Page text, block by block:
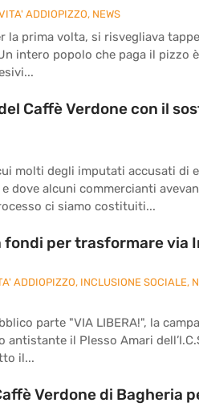
ADDIOPIZZO, NEWS
la prima volta, si risvegliava
intero popolo che paga il pizzo
Caffè Verdone con il
molti degli imputati accusati di
dove alcuni commercianti
ci siamo costituiti...
per trasformare via
ADDIOPIZZO, INCLUSIONE SOCIALE,
parte "VIA LIBERA!", la
il Plesso Amari
il...
Verdone di Bagheria